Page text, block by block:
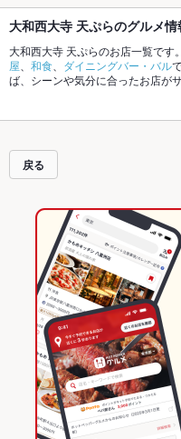
大和西大寺 天ぷらのグルメ情
大和西大寺 天ぷらのお店一覧で
屋
和食 ダイニングバー・バル
ば、シーンや気分に合ったお店が
てください。ホットペッパーグ
りメニューからあげ、お茶漬け、
えるお店も拡大中です。友達どう
パーティーにもお得に便利にホ
戻る